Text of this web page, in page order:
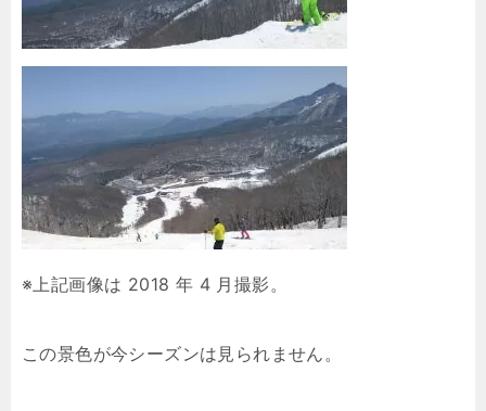
※上記画像は 2018 年 4 月撮影。
この景色が今シーズンは見られません。